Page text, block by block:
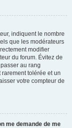
indiquent le nombre
que les modérateurs
modifier
du forum. Évitez de
au rang
tolérée et un
votre compteur de
me demande de me